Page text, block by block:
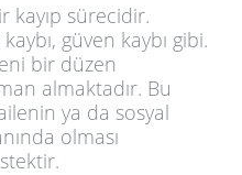
kayıp sürecidir.
güven kaybı gibi.
bir düzen
almaktadır. Bu
ya da sosyal
olması